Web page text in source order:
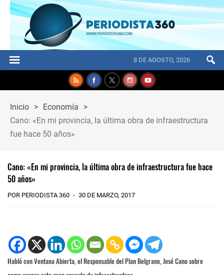
8 DE AGOSTO, 2026
Inicio > Economía
>
Cano: «En mi provincia, la última obra de infraestructura
fue hace 50 años»
Cano: «En mi provincia, la última obra de infraestructura fue hace
50 años»
POR PERIODISTA 360 30 DE MARZO, 2017
Habló con Ventana Abierta, el Responsable del Plan Belgrano, José Cano sobre